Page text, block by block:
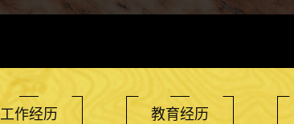
工作经历 教育经历